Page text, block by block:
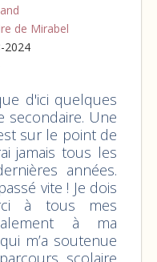
de Mirabel
2024
d'ici quelques
secondaire. Une
sur le point de
jamais tous les
années.
vite ! Je dois
à tous mes
à ma
m’a soutenue
scolaire